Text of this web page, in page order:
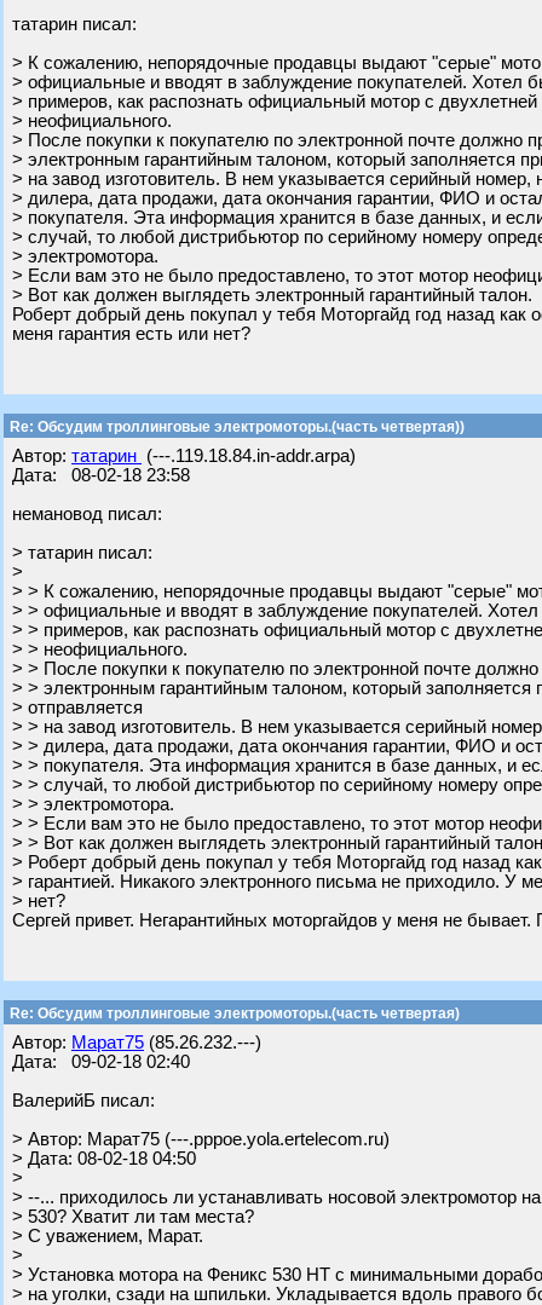
татарин писал:
> К сожалению, непорядочные продавцы выдают "серые"
> официальные и вводят в заблуждение покупателей. Хотел
> примеров, как распознать официальный мотор с двухлетней
> неофициального.
> После покупки к покупателю по электронной почте должно
> электронным гарантийным талоном, который заполняется
> на завод изготовитель. В нем указывается серийный
> дилера, дата продажи, дата окончания гарантии, ФИО и
> покупателя. Эта информация хранится в базе данных, и
> случай, то любой дистрибьютор по серийному номеру
> электромотора.
> Если вам это не было предоставлено, то этот мотор
> Вот как должен выглядеть электронный гарантийный талон.
Роберт добрый день покупал у тебя Моторгайд год назад
меня гарантия есть или нет?
Re: Обсудим троллинговые электромоторы.(часть четвертая))
Автор: татарин (---.119.18.84.in-addr.arpa)
Дата: 08-02-18 23:58
немановод писал:
> татарин писал:
>
> > К сожалению, непорядочные продавцы выдают "серые"
> > официальные и вводят в заблуждение покупателей.
> > примеров, как распознать официальный мотор с
> > неофициального.
> > После покупки к покупателю по электронной почте
> > электронным гарантийным талоном, который заполняется
> отправляется
> > на завод изготовитель. В нем указывается серийный
> > дилера, дата продажи, дата окончания гарантии, ФИО и
> > покупателя. Эта информация хранится в базе данных, и
> > случай, то любой дистрибьютор по серийному номеру
> > электромотора.
> > Если вам это не было предоставлено, то этот мотор
> > Вот как должен выглядеть электронный гарантийный
> Роберт добрый день покупал у тебя Моторгайд год назад
> гарантией. Никакого электронного письма не приходило. У
> нет?
Сергей привет. Негарантийных моторгайдов у меня не
Re: Обсудим троллинговые электромоторы.(часть четвертая)
Автор: Марат75 (85.26.232.---)
Дата: 09-02-18 02:40
ВалерийБ писал:
> Автор: Марат75 (---.pppoe.yola.ertelecom.ru)
> Дата: 08-02-18 04:50
>
> --... приходилось ли устанавливать носовой электромотор
> 530? Хватит ли там места?
> С уважением, Марат.
>
> Установка мотора на Феникс 530 НТ с минимальными
> на уголки, сзади на шпильки. Укладывается вдоль правого